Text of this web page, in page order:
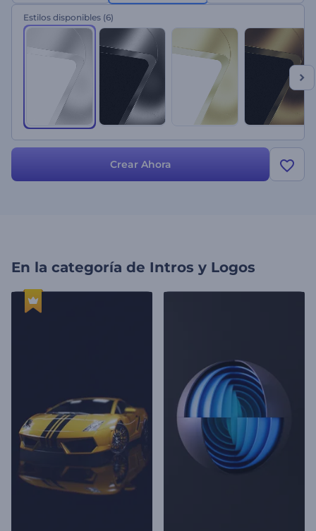
promocionales, intros o outros de canales y más. ¡Crea ahora y
cautiva a tus espectadores como nunca antes!
Estilos disponibles (6)
Crear Ahora
En la categoría de Intros y Logos